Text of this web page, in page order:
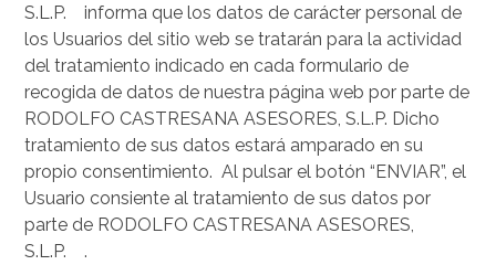
S.L.P. informa que los datos de carácter personal de
los Usuarios del sitio web se tratarán para la actividad
del tratamiento indicado en cada formulario de
recogida de datos de nuestra página web por parte de
RODOLFO CASTRESANA ASESORES, S.L.P. Dicho
tratamiento de sus datos estará amparado en su
propio consentimiento. Al pulsar el botón “ENVIAR”, el
Usuario consiente al tratamiento de sus datos por
parte de RODOLFO CASTRESANA ASESORES,
S.L.P. .